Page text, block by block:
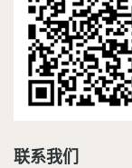
联系我们